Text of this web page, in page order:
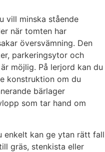
vill minska stående
när tomten har
översvämning. Den
parkeringsytor och
möjlig. På lerjord kan du
konstruktion om du
bärlager
som tar hand om
enkelt kan ge ytan rätt fall
gräs, stenkista eller